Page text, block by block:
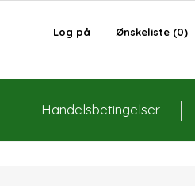
Log på Ønskeliste (0)
Handelsbetingelser